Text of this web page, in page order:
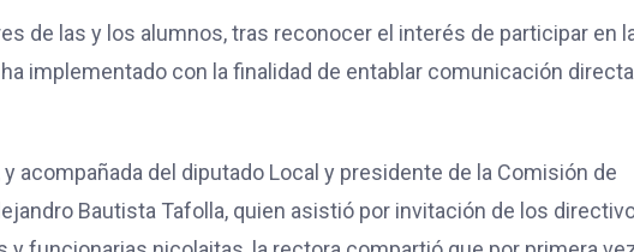
de las y los alumnos, tras reconocer el interés de participar en
implementado con la finalidad de entablar comunicación
acompañada del diputado Local y presidente de la Comisión de
Bautista Tafolla, quien asistió por invitación de los